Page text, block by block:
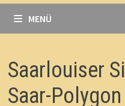
MENÜ
Saarlouiser
Saar-Polygon